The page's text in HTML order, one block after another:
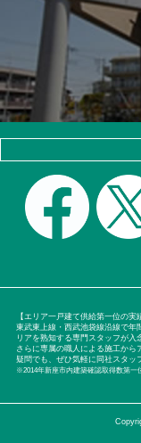
【エリア一戸建て供給第一位の
東武東上線・西武池袋線沿線で年
リアを熟知する専門スタッフが入
さらに専属の職人による施工から
疑問でも、ぜひ気軽に同社スタッ
※2014年新座市内建築確認取得数第一